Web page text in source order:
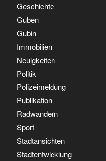
Geschichte
Guben
Gubin
Immobilien
Neuigkeiten
Politik
Polizeimeldung
Publikation
Radwandern
Sport
Stadtansichten
Stadtentwicklung